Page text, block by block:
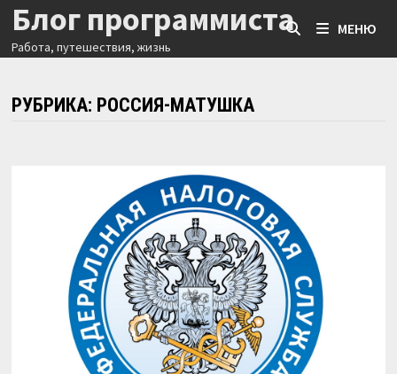
Перейти
содержимому
Блог программиста
Работа, путешествия, жизнь
МЕНЮ
РУБРИКА: РОССИЯ-МАТУШКА